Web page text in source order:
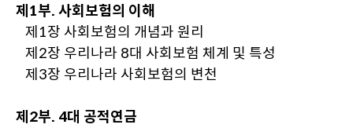
제1부. 사회보험의 이해
제1장 사회보험의 개념과 원리
제2장 우리나라 8대 사회보험 체계 및 특성
제3장 우리나라 사회보험의 변천
제2부. 4대 공적연금